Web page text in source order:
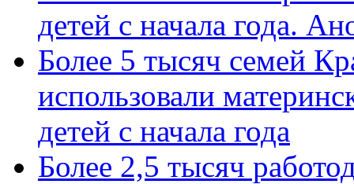
детей с начала года.
Более 5 тысяч семей
использовали
детей с начала года
Более 2,5 тысяч